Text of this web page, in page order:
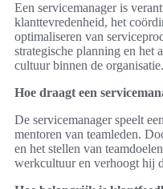
Een servicemanager is
klanttevredenheid, het
optimaliseren van
strategische planning en het
cultuur binnen de organisatie.
Hoe draagt een
De servicemanager speelt
mentoren van teamleden.
en het stellen van
werkcultuur en verhoogt hij